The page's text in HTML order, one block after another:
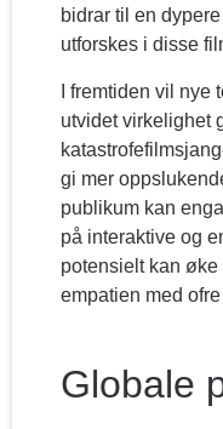
bidrar til en
utforskes i disse
I fremtiden vil
utvidet virkelighet
gi mer
publikum kan
på interaktive og
potensielt kan
empatien med
Globale